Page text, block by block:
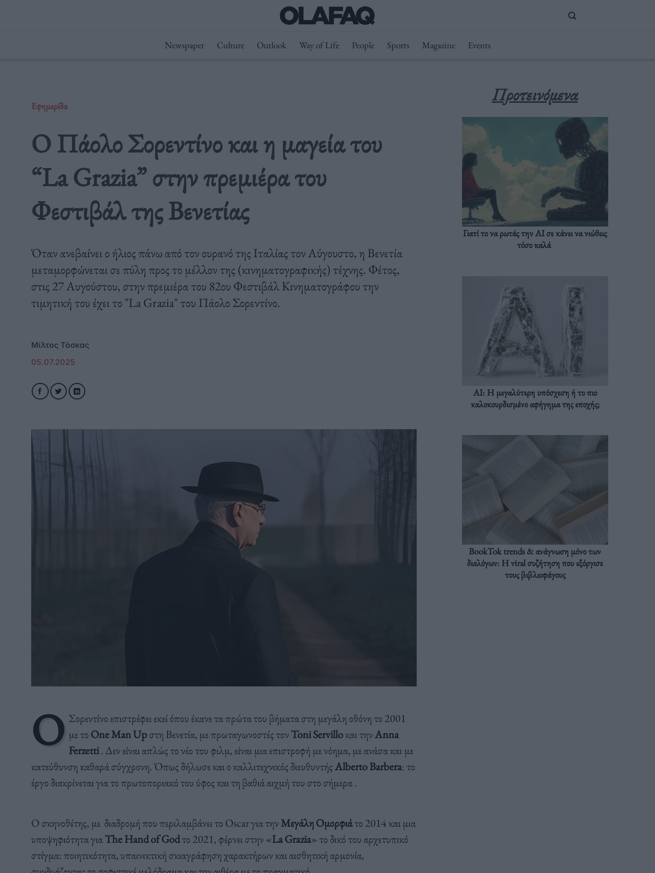
Newspaper Culture Outlook Way of Life People Sports Magazine Events
Εφημερίδα
Ο Πάολο Σορεντίνο και η μαγεία του
“La Grazia” στην πρεμιέρα του
Φεστιβάλ της Βενετίας
Όταν ανεβαίνει ο ήλιος πάνω από τον ουρανό της Ιταλίας τον Αύγουστο, η Βενετία
μεταμορφώνεται σε πύλη προς το μέλλον της (κινηματογραφικής) τέχνης. Φέτος,
στις 27 Αυγούστου, στην πρεμιέρα του 82ου Φεστιβάλ Κινηματογράφου την
τιμητική του έχει το "La Grazia" του Πάολο Σορεντίνο.
Μίλτος Τόσκας
05.07.2025
Ο Σορεντίνο επιστρέφει εκεί όπου έκανε τα πρώτα του βήματα στη μεγάλη οθόνη το 2001
με το One Man Upστη Βενετία, με πρωταγωνοστές τον Toni Servilloκαι τηνAnna
Ferzetti. Δεν είναι απλώς το νέο του φιλμ, είναι μια επιστροφή με νόημα, με ανάσα και με
κατεύθυνση καθαρά σύγχρονη. Όπως δήλωσε και ο καλλιτεχνικός διευθυντήςAlberto Barbera: το
έργο διακρίνεται για το πρωτοποριακό του ύφος και τη βαθιά αιχμή του στο σήμερα .
Ο σκηνοθέτης, με διαδρομή που περιλαμβάνει το Oscar για τηνΜεγάλη Ομορφιάτο 2014 και μια
υποψηφιότητα γιαThe Hand of Godτο 2021, φέρνει στην «La Grazia» το δικό του αρχετυπικό
στίγμα: ποιητικότητα, υπαινικτική σκιαγράφηση χαρακτήρων και αισθητική αρμονία,
Προτεινόμενα
Γιατί το να ρωτάς την AI σε κάνει να νιώθεις
τόσο καλά
AI: Η μεγαλύτερη υπόσχεση ή το πιο
καλοκουρδισμένο αφήγημα της εποχής;
BookTok trends & ανάγνωση μόνο των
διαλόγων: Η viral συζήτηση που εξόργισε
τους βιβλιοφάγους